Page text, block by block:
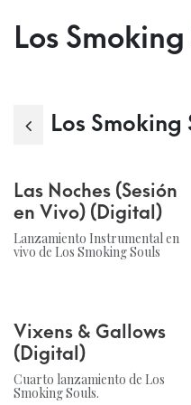
Los
Los Smoking
Las Noches (Sesión
en Vivo) (Digital)
Lanzamiento Instrumental en
vivo de Los Smoking Souls
Vixens & Gallows
(Digital)
Cuarto lanzamiento de Los
Smoking Souls.